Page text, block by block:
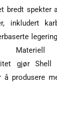
bredt spekter
inkludert
Materiell
gjør
produsere